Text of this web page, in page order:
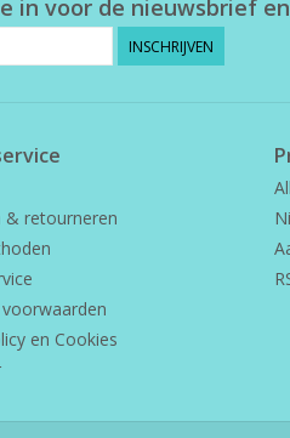
in voor de nieuwsbrief
INSCHRIJVEN
& retourneren
en Cookies